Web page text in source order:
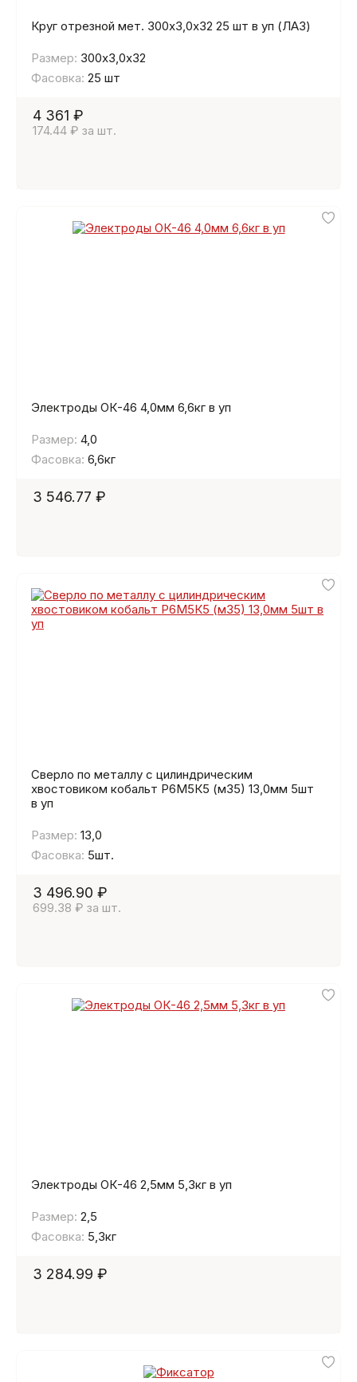
Круг отрезной мет. 300х3,0х32 25 шт в уп (ЛАЗ)
Размер: 300х3,0х32
Фасовка: 25 шт
4 361 ₽
174.44 ₽ за шт.
Электроды ОК-46 4,0мм 6,6кг в уп
Размер: 4,0
Фасовка: 6,6кг
3 546.77 ₽
Сверло по металлу с цилиндрическим
хвостовиком кобальт Р6М5К5 (м35) 13,0мм 5шт
в уп
Размер: 13,0
Фасовка: 5шт.
3 496.90 ₽
699.38 ₽ за шт.
Электроды ОК-46 2,5мм 5,3кг в уп
Размер: 2,5
Фасовка: 5,3кг
3 284.99 ₽